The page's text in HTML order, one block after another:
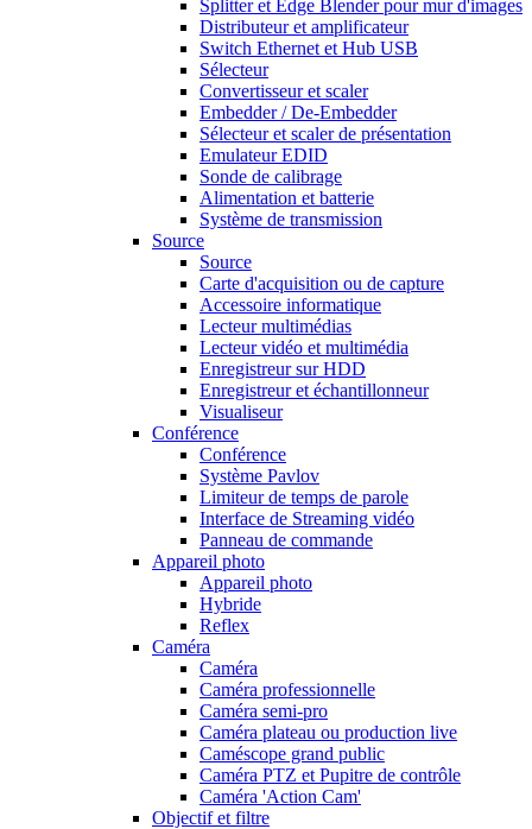
Splitter et Edge Blender pour mur d'images
Distributeur et amplificateur
Switch Ethernet et Hub USB
Sélecteur
Convertisseur et scaler
Embedder / De-Embedder
Sélecteur et scaler de présentation
Emulateur EDID
Sonde de calibrage
Alimentation et batterie
Système de transmission
Source
Source
Carte d'acquisition ou de capture
Accessoire informatique
Lecteur multimédias
Lecteur vidéo et multimédia
Enregistreur sur HDD
Enregistreur et échantillonneur
Visualiseur
Conférence
Conférence
Système Pavlov
Limiteur de temps de parole
Interface de Streaming vidéo
Panneau de commande
Appareil photo
Appareil photo
Hybride
Reflex
Caméra
Caméra
Caméra professionnelle
Caméra semi-pro
Caméra plateau ou production live
Caméscope grand public
Caméra PTZ et Pupitre de contrôle
Caméra 'Action Cam'
Objectif et filtre